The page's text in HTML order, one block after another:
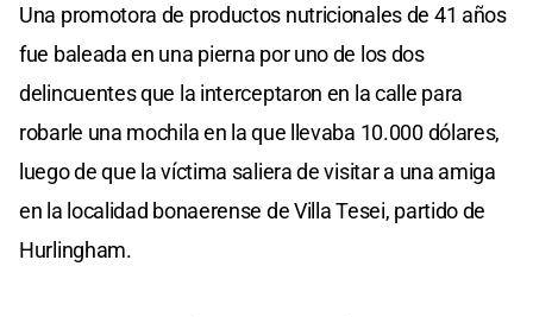
Una promotora de productos nutricionales de 41 años
fue baleada en una pierna por uno de los dos
delincuentes que la interceptaron en la calle para
robarle una mochila en la que llevaba 10.000 dólares,
luego de que la víctima saliera de visitar a una amiga
en la localidad bonaerense de Villa Tesei, partido de
Hurlingham.